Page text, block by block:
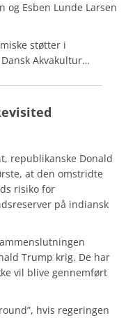
og Esben Lunde Larsen
støtter i
Akvakultur…
republikanske Donald
at den omstridte
risiko for
på indiansk
Trump krig. De har
vil blive gennemført
hvis regeringen